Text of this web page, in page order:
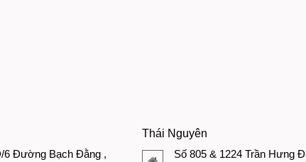
6 Đường Bạch Đằng ,
Thái Nguyên
Số 805 & 1224 Trần Hưng